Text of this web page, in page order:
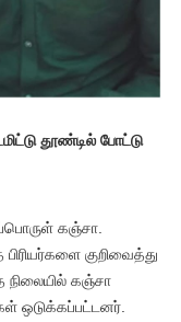
தூண்டில் போட்டு
கஞ்சா.
குறிவைத்து
நிலையில் கஞ்சா
ஒடுக்கப்பட்டனர்.